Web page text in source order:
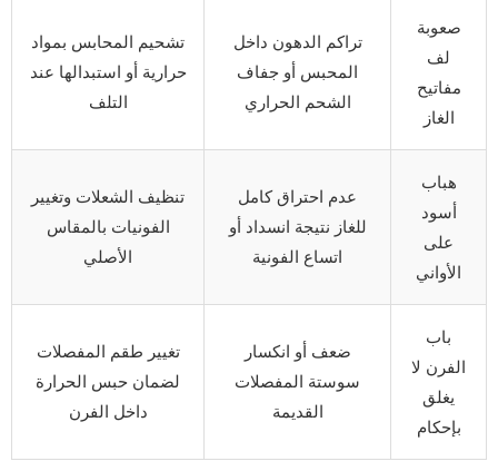
صعوبة
لف
مفاتيح
الغاز
تراكم الدهون داخل
المحبس أو جفاف
الشحم الحراري
تشحيم المحابس بمواد
حرارية أو استبدالها عند
التلف
هباب
أسود
على
الأواني
عدم احتراق كامل
للغاز نتيجة انسداد أو
اتساع الفونية
تنظيف الشعلات وتغيير
الفونيات بالمقاس
الأصلي
باب
الفرن لا
يغلق
بإحكام
ضعف أو انكسار
سوستة المفصلات
القديمة
تغيير طقم المفصلات
لضمان حبس الحرارة
داخل الفرن